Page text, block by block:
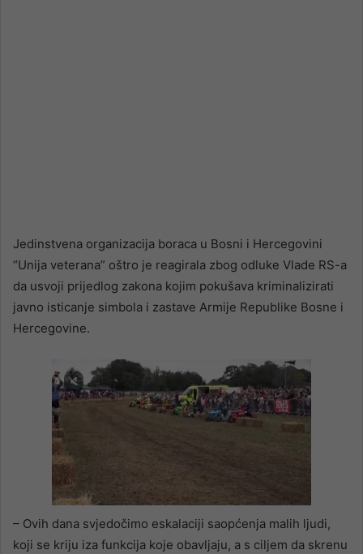
Jedinstvena organizacija boraca u Bosni i Hercegovini
“Unija veterana” oštro je reagirala zbog odluke Vlade RS-a
da usvoji prijedlog zakona kojim pokušava kriminalizirati
javno isticanje simbola i zastave Armije Republike Bosne i
Hercegovine.
– Ovih dana svjedočimo eskalaciji saopćenja malih ljudi,
koji se kriju iza funkcija koje obavljaju, a s ciljem da skrenu